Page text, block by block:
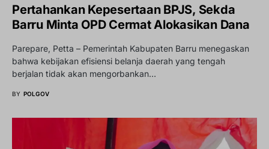
Pertahankan Kepesertaan BPJS, Sekda
Barru Minta OPD Cermat Alokasikan Dana
Parepare, Petta – Pemerintah Kabupaten Barru menegaskan
bahwa kebijakan efisiensi belanja daerah yang tengah
berjalan tidak akan mengorbankan…
BY POLGOV